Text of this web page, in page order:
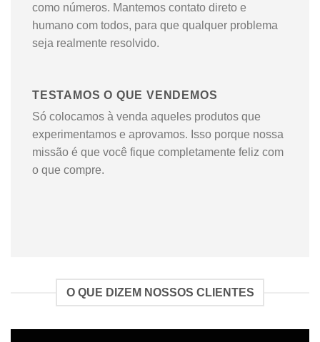
como números. Mantemos contato direto e
humano com todos, para que qualquer problema
seja realmente resolvido.
TESTAMOS O QUE VENDEMOS
Só colocamos à venda aqueles produtos que
experimentamos e aprovamos. Isso porque nossa
missão é que você fique completamente feliz com
o que compre.
O QUE DIZEM NOSSOS CLIENTES